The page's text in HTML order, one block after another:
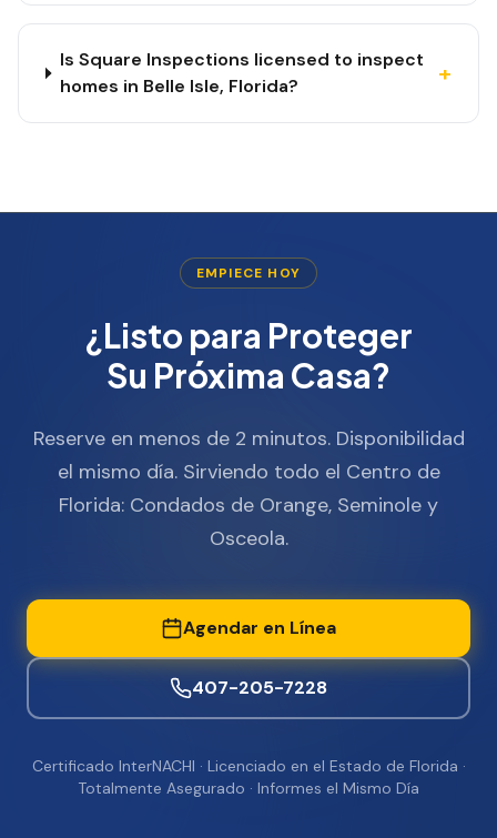
Is Square Inspections licensed to inspect
homes in Belle Isle, Florida?
+
EMPIECE HOY
¿Listo para Proteger
Su Próxima Casa?
Reserve en menos de 2 minutos. Disponibilidad
el mismo día. Sirviendo todo el Centro de
Florida: Condados de Orange, Seminole y
Osceola.
Agendar en Línea
407-205-7228
Certificado InterNACHI · Licenciado en el Estado de Florida ·
Totalmente Asegurado · Informes el Mismo Día